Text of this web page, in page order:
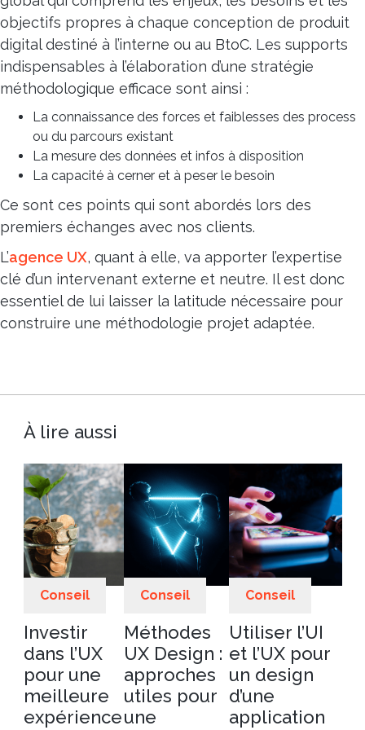
objectifs propres à chaque conception de produit
digital destiné à l’interne ou au BtoC. Les supports
indispensables à l’élaboration d’une stratégie
méthodologique efficace sont ainsi :
La connaissance des forces et faiblesses des process
ou du parcours existant
La mesure des données et infos à disposition
La capacité à cerner et à peser le besoin
Ce sont ces points qui sont abordés lors des
premiers échanges avec nos clients.
L’agence UX, quant à elle, va apporter l’expertise
clé d’un intervenant externe et neutre. Il est donc
essentiel de lui laisser la latitude nécessaire pour
construire une méthodologie projet adaptée.
À lire aussi
Conseil
Investir
dans l’UX
pour une
meilleure
expérience
Conseil
Méthodes
UX Design :
approches
utiles pour
une
Conseil
Utiliser l’UI
et l’UX pour
un design
d’une
application